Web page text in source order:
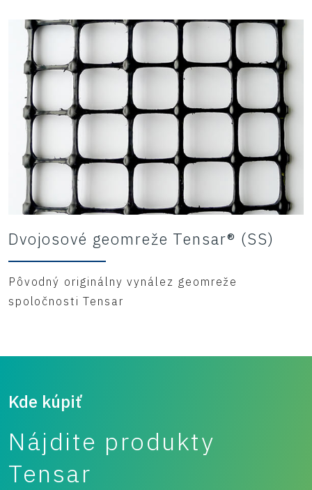
Dvojosové geomreže Tensar® (SS)
Pôvodný originálny vynález geomreže
spoločnosti Tensar
Kde kúpiť
Nájdite produkty
Tensar